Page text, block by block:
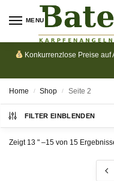
MENU
Konkurrenzlose Preise
Home / Shop / Seite 2
FILTER EINBLENDEN
Zeigt 13 " –15 von 15